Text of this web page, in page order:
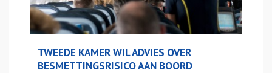
TWEEDE KAMER WIL ADVIES OVER
BESMETTINGSRISICO AAN BOORD